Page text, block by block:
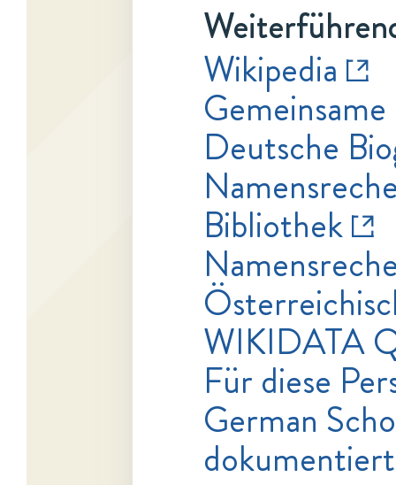
Wikipedia
Deutsche
Bibliothek
WIKIDATA
Für diese
German
dokumentiert